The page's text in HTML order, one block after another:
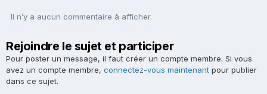
Il n’y a aucun commentaire à afficher.
Rejoindre le sujet et participer
Pour poster un message, il faut créer un compte membre. Si vous
avez un compte membre, connectez-vous maintenant pour publier
dans ce sujet.